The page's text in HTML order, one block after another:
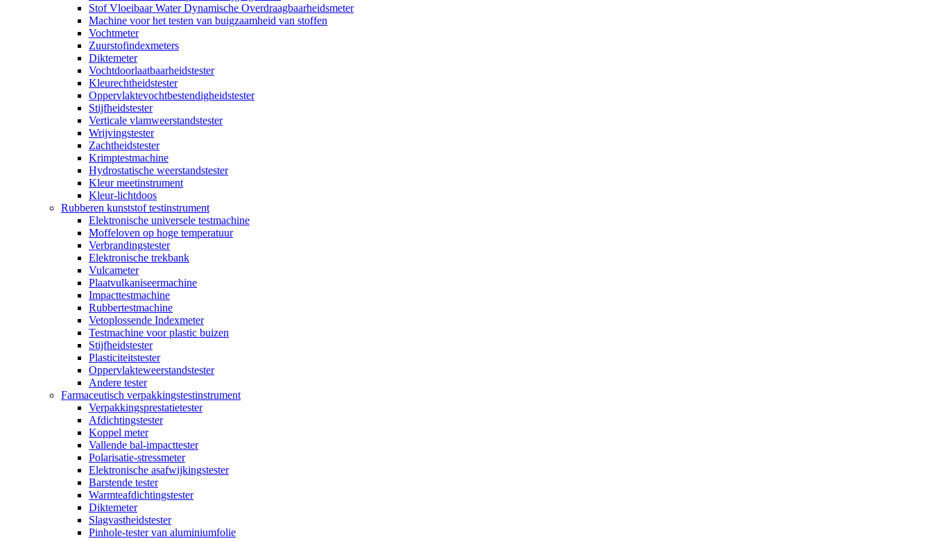
Stof Vloeibaar Water Dynamische Overdraagbaarheidsmeter
Machine voor het testen van buigzaamheid van stoffen
Vochtmeter
Zuurstofindexmeters
Diktemeter
Vochtdoorlaatbaarheidstester
Kleurechtheidstester
Oppervlaktevochtbestendigheidstester
Stijfheidstester
Verticale vlamweerstandstester
Wrijvingstester
Zachtheidstester
Krimptestmachine
Hydrostatische weerstandstester
Kleur meetinstrument
Kleur-lichtdoos
Rubberen kunststof testinstrument
Elektronische universele testmachine
Moffeloven op hoge temperatuur
Verbrandingstester
Elektronische trekbank
Vulcameter
Plaatvulkaniseermachine
Impacttestmachine
Rubbertestmachine
Vetoplossende Indexmeter
Testmachine voor plastic buizen
Stijfheidstester
Plasticiteitstester
Oppervlakteweerstandstester
Andere tester
Farmaceutisch verpakkingstestinstrument
Verpakkingsprestatietester
Afdichtingstester
Koppel meter
Vallende bal-impacttester
Polarisatie-stressmeter
Elektronische asafwijkingstester
Barstende tester
Warmteafdichtingstester
Diktemeter
Slagvastheidstester
Pinhole-tester van aluminiumfolie